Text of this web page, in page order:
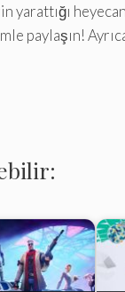
yarattığı
paylaşın!